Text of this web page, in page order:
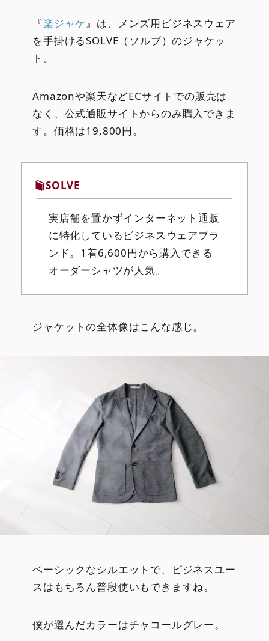
『楽ジャケ 』は、メンズ用ビジネスウェア
を手掛けるSOLVE（ソルブ）のジャケッ
ト。
Amazonや楽天などECサイトでの販売は
なく、公式通販サイトからのみ購入できま
す。価格は19,800円。
SOLVE
実店舗を置かずインターネット通販
に特化しているビジネスウェアブラ
ンド。1着6,600円から購入できる
オーダーシャツが人気。
ジャケットの全体像はこんな感じ。
ベーシックなシルエットで、ビジネスユー
スはもちろん普段使いもできますね。
僕が選んだカラーはチャコールグレー。